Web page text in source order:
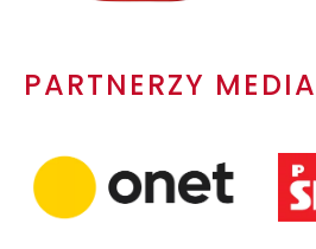
PARTNERZY